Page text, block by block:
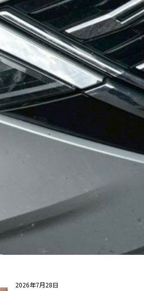
2026年7月28日